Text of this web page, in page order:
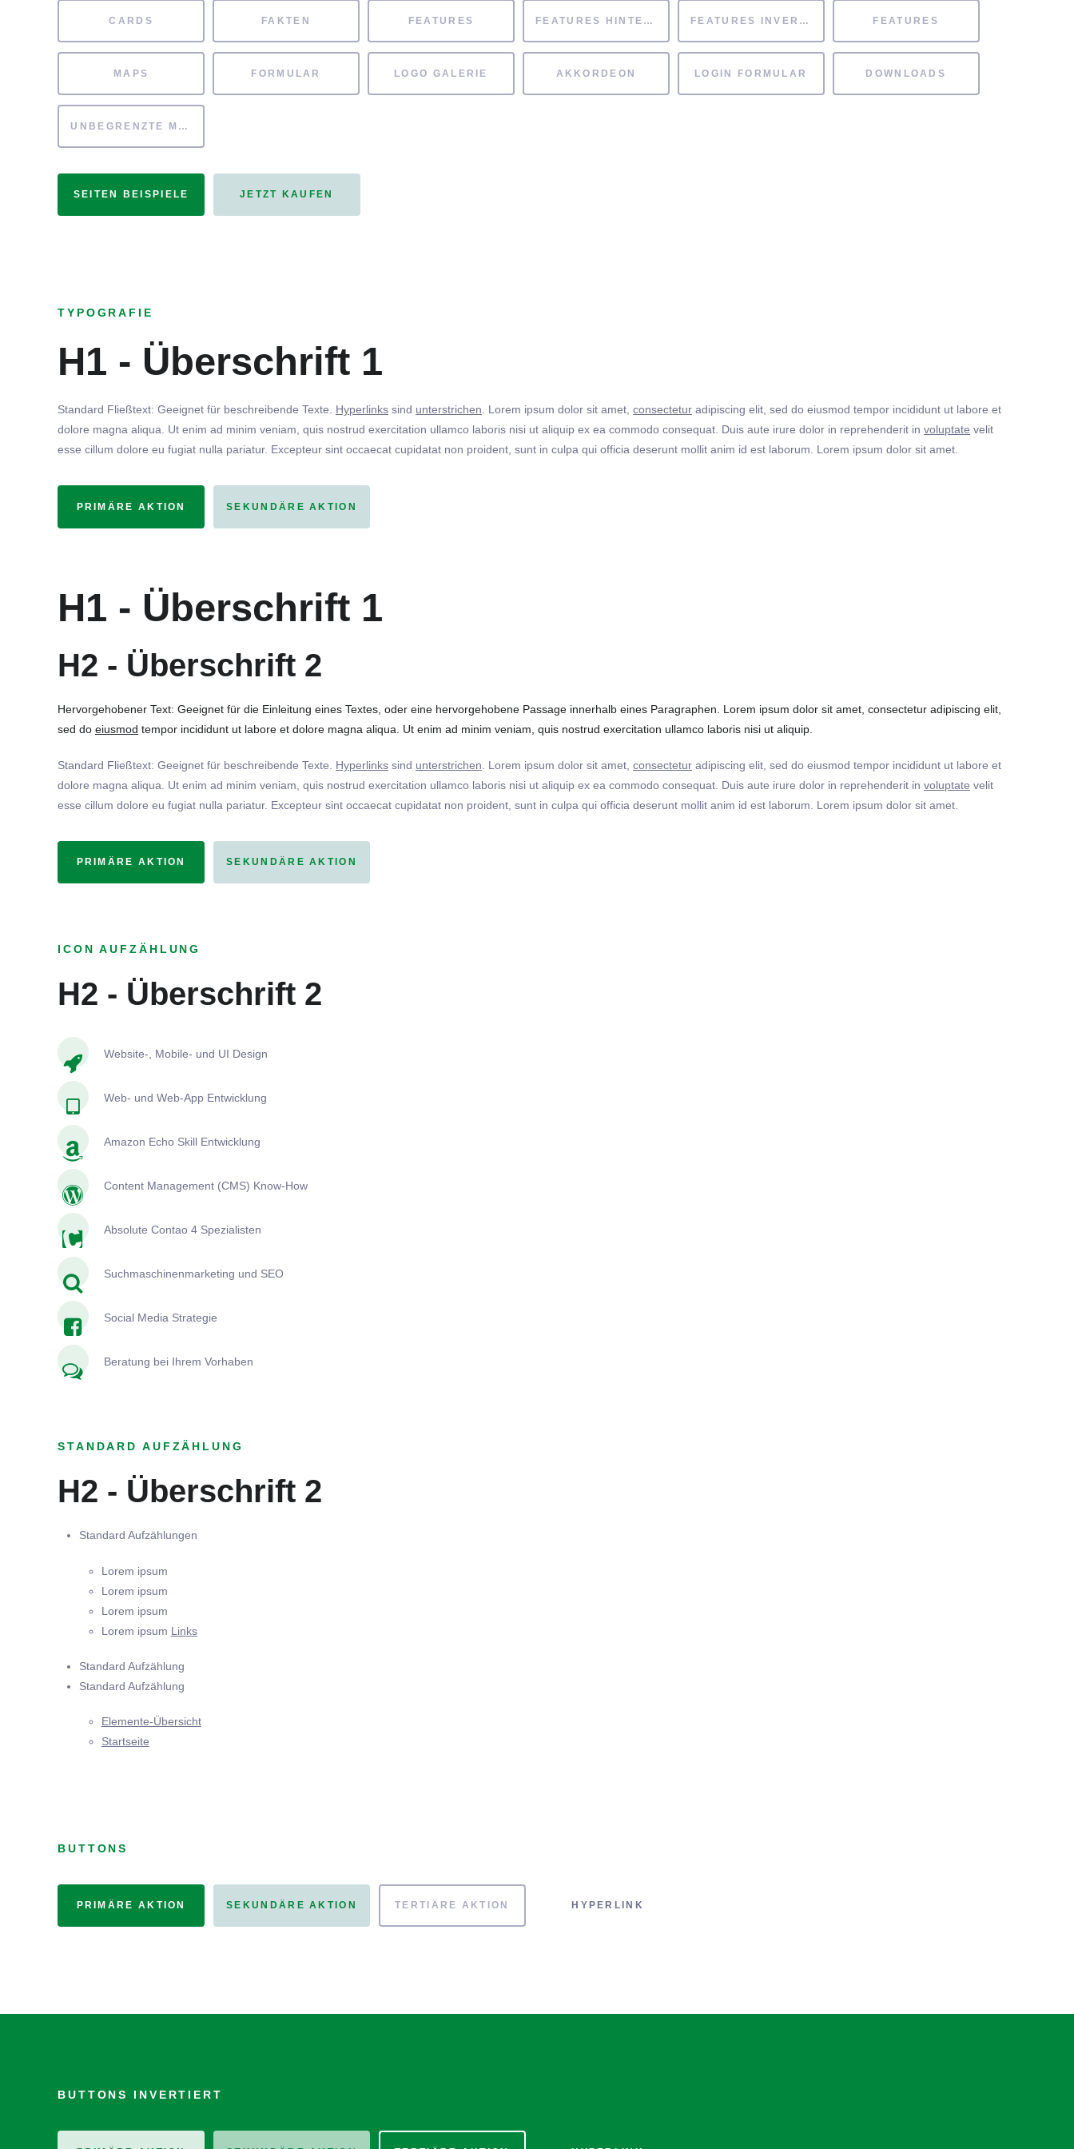
CARDS FAKTEN FEATURES FEATURES HINTERGRUND FEATURES INVERTIERT FEATURES
MAPS FORMULAR LOGO GALERIE AKKORDEON LOGIN FORMULAR DOWNLOADS
UNBEGRENZTE MÖGLICHKEITEN
SEITEN BEISPIELE JETZT KAUFEN
TYPOGRAFIE
H1 - Überschrift 1
Standard Fließtext: Geeignet für beschreibende Texte. Hyperlinks sind unterstrichen. Lorem ipsum dolor sit amet, consectetur adipiscing elit, sed do eiusmod tempor incididunt ut labore et
dolore magna aliqua. Ut enim ad minim veniam, quis nostrud exercitation ullamco laboris nisi ut aliquip ex ea commodo consequat. Duis aute irure dolor in reprehenderit in voluptate velit
esse cillum dolore eu fugiat nulla pariatur. Excepteur sint occaecat cupidatat non proident, sunt in culpa qui officia deserunt mollit anim id est laborum. Lorem ipsum dolor sit amet.
PRIMÄRE AKTION SEKUNDÄRE AKTION
H1 - Überschrift 1
H2 - Überschrift 2
Hervorgehobener Text: Geeignet für die Einleitung eines Textes, oder eine hervorgehobene Passage innerhalb eines Paragraphen. Lorem ipsum dolor sit amet, consectetur adipiscing elit,
sed do eiusmod tempor incididunt ut labore et dolore magna aliqua. Ut enim ad minim veniam, quis nostrud exercitation ullamco laboris nisi ut aliquip.
Standard Fließtext: Geeignet für beschreibende Texte. Hyperlinks sind unterstrichen . Lorem ipsum dolor sit amet, consectetur adipiscing elit, sed do eiusmod tempor incididunt ut labore et
dolore magna aliqua. Ut enim ad minim veniam, quis nostrud exercitation ullamco laboris nisi ut aliquip ex ea commodo consequat. Duis aute irure dolor in reprehenderit in voluptate velit
esse cillum dolore eu fugiat nulla pariatur. Excepteur sint occaecat cupidatat non proident, sunt in culpa qui officia deserunt mollit anim id est laborum. Lorem ipsum dolor sit amet.
PRIMÄRE AKTION SEKUNDÄRE AKTION
ICON AUFZÄHLUNG
H2 - Überschrift 2
Website-, Mobile- und UI Design
Web- und Web-App Entwicklung
Amazon Echo Skill Entwicklung
Content Management (CMS) Know-How
Absolute Contao 4 Spezialisten
Suchmaschinenmarketing und SEO
Social Media Strategie
Beratung bei Ihrem Vorhaben
STANDARD AUFZÄHLUNG
H2 - Überschrift 2
Standard Aufzählungen
Lorem ipsum
Lorem ipsum
Lorem ipsum
Lorem ipsum Links
Standard Aufzählung
Standard Aufzählung
Elemente-Übersicht
Startseite
BUTTONS
PRIMÄRE AKTION SEKUNDÄRE AKTION TERTIÄRE AKTION HYPERLINK
BUTTONS INVERTIERT